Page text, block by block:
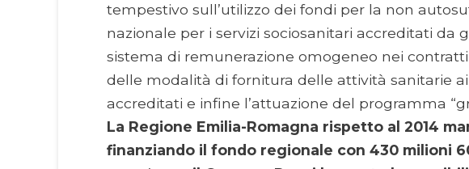
tempestivo sull’utilizzo dei fondi per la non
nazionale per i servizi sociosanitari accreditati da
sistema di remunerazione omogeneo nei
delle modalità di fornitura delle attività sanitarie ai
accreditati e infine l’attuazione del programma
La Regione Emilia-Romagna rispetto al 2014
finanziando il fondo regionale con 430 milioni